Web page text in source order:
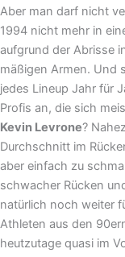
Aber man darf nicht
1994 nicht mehr in
aufgrund der Abrisse
mäßigen Armen. Und
jedes Lineup Jahr für
Profis an, die sich
Kevin Levrone?
Durchschnitt im
aber einfach zu
schwacher Rücken
natürlich noch weiter
Athleten aus den
heutzutage quasi im